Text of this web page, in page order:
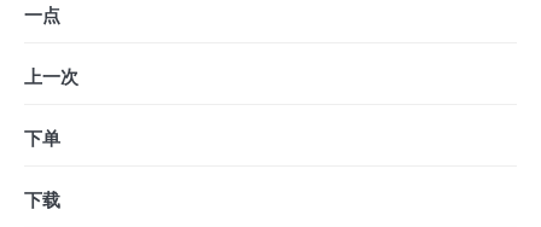
一点
上一次
下单
下载